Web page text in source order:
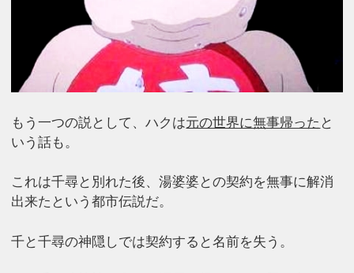
もう一つの説として、ハクは元の世界に無事帰った と
いう話も。
これは千尋と別れた後、湯婆婆との契約を無事に解消
出来たという都市伝説だ。
千と千尋の神隠しでは契約すると名前を失う。